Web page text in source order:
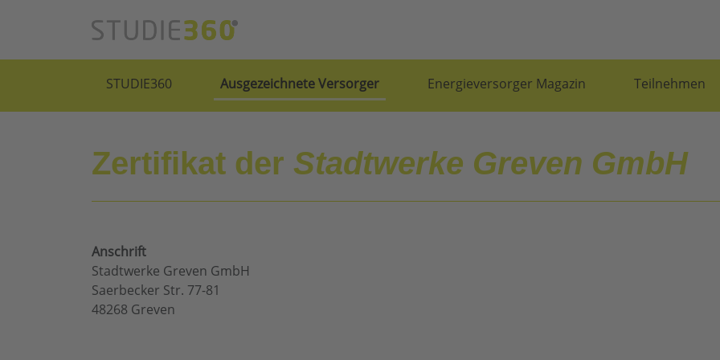
STUDIE360 Ausgezeichnete Versorger Energieversorger Magazin Teilnehmen
Zertifikat der Stadtwerke Greven GmbH
Anschrift
Stadtwerke Greven GmbH
Saerbecker Str. 77-81
48268 Greven